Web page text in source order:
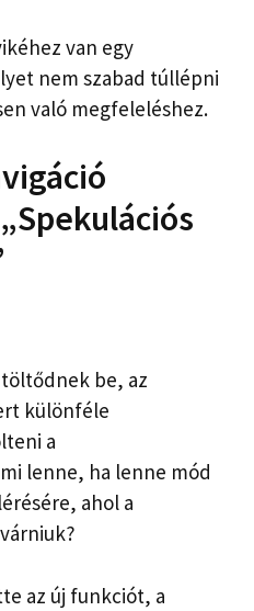
van egy
nem szabad túllépni
való megfeleléshez.
be, az
különféle
a
lenne, ha lenne mód
ahol a
az új funkciót, a